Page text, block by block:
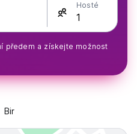
Hosté
předem a získejte možnost
Bir